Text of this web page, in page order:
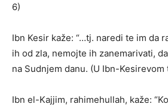
6)
Ibn Kesir kaže: “…tj. naredi te im da
ih od zla, nemojte ih zanemarivati,
na Sudnjem danu. (U Ibn-
Ibn el-Kajjim, rahimehullah, kaže: